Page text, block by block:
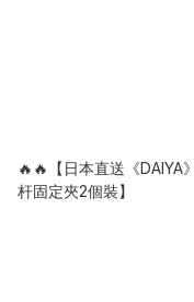
🔥🔥【日本直送《DAIYA
杆固定夾2個裝】